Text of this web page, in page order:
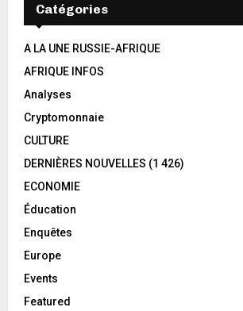
Catégories
A LA UNE RUSSIE-AFRIQUE
AFRIQUE INFOS
Analyses
Cryptomonnaie
CULTURE
DERNIÈRES NOUVELLES (1 426)
ECONOMIE
Éducation
Enquêtes
Europe
Events
Featured